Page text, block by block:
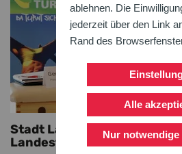
ablehnen. Die
jederzeit über den Link
Rand des
Alle
Nur notwendige
Stadt Lahr und BTB
Landesturnfest 2022